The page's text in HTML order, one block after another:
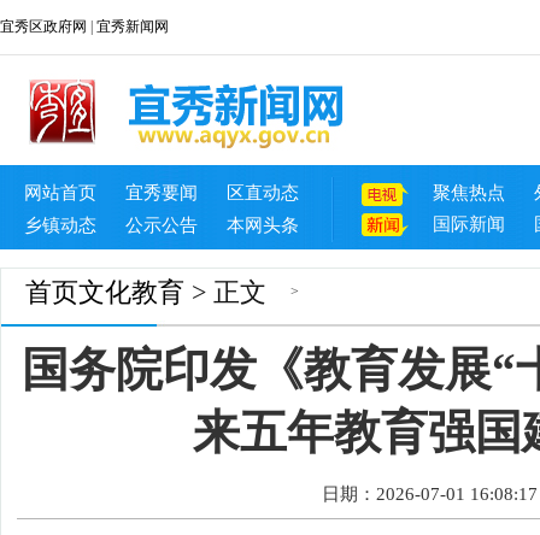
宜秀区政府网 宜秀新闻网
网站首页 宜秀要闻
区直动态
乡镇动态
公示公告 本网头条
聚焦热点
国际新闻
首页 >
文化教育 > 正文
国务院印发《教育发展“
来五年教育强国
日期：2026-07-01 16:08:17